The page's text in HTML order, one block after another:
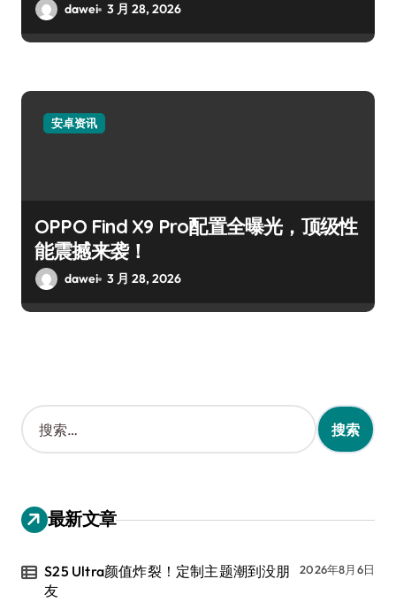
dawei 3 月 28, 2026
安卓资讯
OPPO Find X9 Pro配置全曝光，顶级性
能震撼来袭！
dawei 3 月 28, 2026
搜
索
：
最新文章
S25 Ultra颜值炸裂！定制主题潮到没朋
友
2026年8月6日